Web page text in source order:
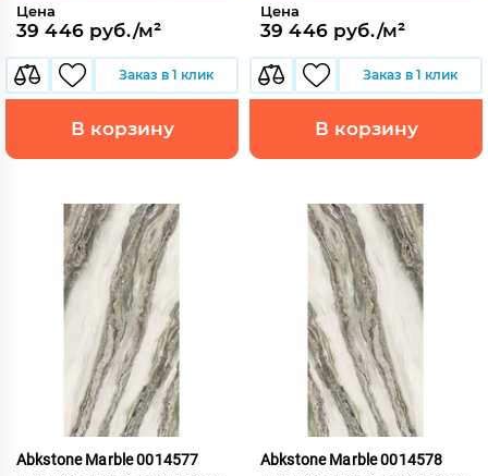
Цена
39 446 руб./м²
Заказ в 1 клик
В корзину
Цена
39 446 руб./м²
Заказ в 1 клик
В корзину
Abkstone Marble 0014577
Abkstone Marble 0014578